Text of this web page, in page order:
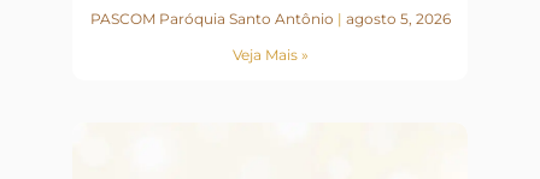
PASCOM Paróquia Santo Antônio
agosto 5, 2026
Veja Mais »